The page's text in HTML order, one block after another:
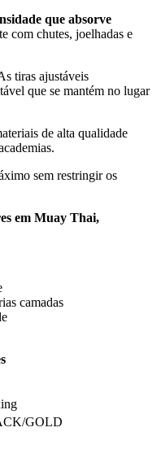
que absorve
com chutes, joelhadas e
tiras ajustáveis
que se mantém no lugar
de alta qualidade
sem restringir os
em Muay Thai,
camadas
GOLD